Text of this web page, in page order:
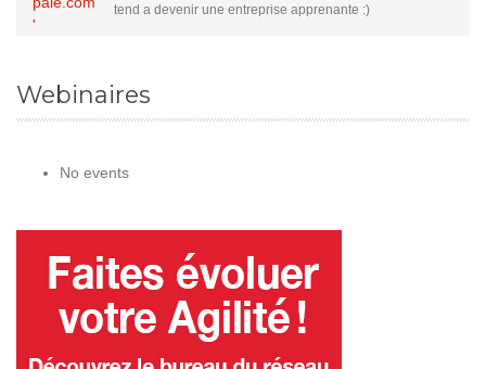
tend a devenir une entreprise apprenante :)
Webinaires
No events